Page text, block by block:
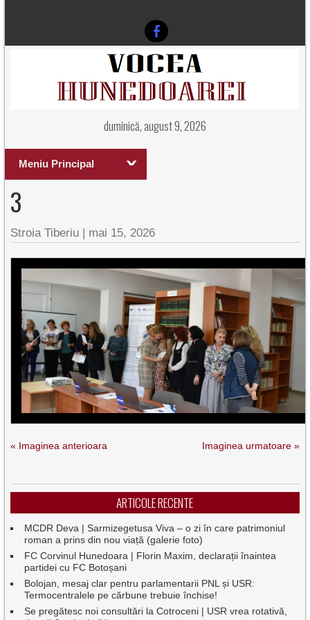
duminică, august 9, 2026
Meniu Principal
3
Stroia Tiberiu | mai 15, 2026
« Imaginea anterioara Imaginea urmatoare »
ARTICOLE RECENTE
MCDR Deva | Sarmizegetusa Viva – o zi în care patrimoniul
roman a prins din nou viață (galerie foto)
FC Corvinul Hunedoara | Florin Maxim, declarații înaintea
partidei cu FC Botoșani
Bolojan, mesaj clar pentru parlamentarii PNL și USR:
Termocentralele pe cărbune trebuie închise!
Se pregătesc noi consultări la Cotroceni | USR vrea rotativă,